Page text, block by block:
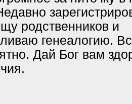
родственников и
генеалогию.
Дай Бог вам